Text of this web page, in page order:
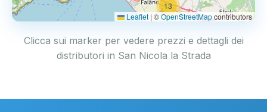
13
Leaflet | ©OpenStreetMapcontributors
Clicca sui marker per vedere prezzi e dettagli dei
distributori in San Nicola la Strada